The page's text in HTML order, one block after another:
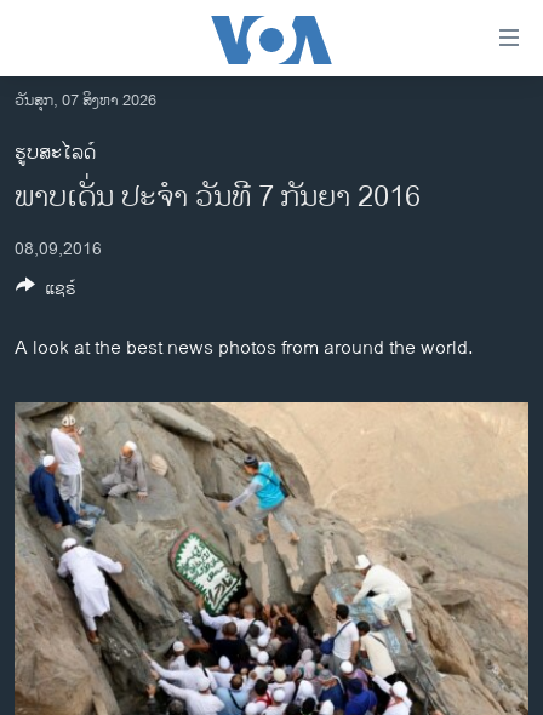
ເຂົ້າ
ຫາ
ຂ້າມ
ຂ້າມ
ໄປ
ຫາ
ຄົ້ນ
ລາວ
ອາເມຣິກາ
ການເລືອກຕັ້ງ ປະທານາທີບໍດີ ສະຫະລັດ 2024
ຂ່າວ​ຈີນ
ໂລກ
ອິດສະຫຼະພາບດ້ານການຂ່າວ
ຊີວິດຊາວລາວ
ຊຸມຊົນຊາວລາວ
ວິທະຍາສາດ-ເທັກໂນໂລຈີ
ທຸລະກິດ
ພາສາອັງກິດ
ວີດີໂອ
ວັນສຸກ, 07 ສິງຫາ 2026
ຮູບສະໄລດ໌
ພາບເດັ່ນ ປະຈຳ ວັນທີ 7 ກັນຍາ 2016
08,09,2016
A look at the best news photos from around the world.
ແຊຣ໌